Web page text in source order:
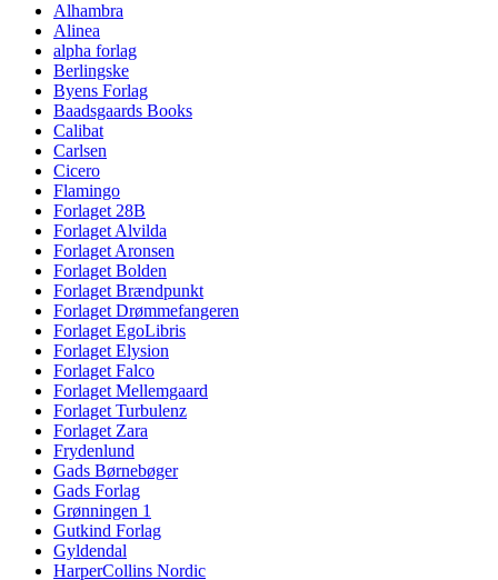
Alhambra
Alinea
alpha forlag
Berlingske
Byens Forlag
Baadsgaards Books
Calibat
Carlsen
Cicero
Flamingo
Forlaget 28B
Forlaget Alvilda
Forlaget Aronsen
Forlaget Bolden
Forlaget Brændpunkt
Forlaget Drømmefangeren
Forlaget EgoLibris
Forlaget Elysion
Forlaget Falco
Forlaget Mellemgaard
Forlaget Turbulenz
Forlaget Zara
Frydenlund
Gads Børnebøger
Gads Forlag
Grønningen 1
Gutkind Forlag
Gyldendal
HarperCollins Nordic